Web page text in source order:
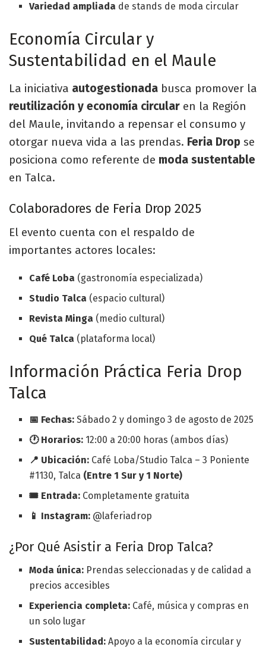
Variedad ampliada de stands de moda circular
Economía Circular y
Sustentabilidad en el Maule
La iniciativa autogestionada busca promover la
reutilización y economía circular en la Región
del Maule, invitando a repensar el consumo y
otorgar nueva vida a las prendas. Feria Drop se
posiciona como referente de moda sustentable
en Talca.
Colaboradores de Feria Drop 2025
El evento cuenta con el respaldo de
importantes actores locales:
Café Loba (gastronomía especializada)
Studio Talca (espacio cultural)
Revista Minga (medio cultural)
Qué Talca (plataforma local)
Información Práctica Feria Drop
Talca
📅 Fechas: Sábado 2 y domingo 3 de agosto de 2025
🕐 Horarios: 12:00 a 20:00 horas (ambos días)
📍 Ubicación: Café Loba/Studio Talca – 3 Poniente
#1130, Talca (Entre 1 Sur y 1 Norte)
🎟️ Entrada: Completamente gratuita
📱 Instagram: @laferiadrop
¿Por Qué Asistir a Feria Drop Talca?
Moda única: Prendas seleccionadas y de calidad a
precios accesibles
Experiencia completa: Café, música y compras en
un solo lugar
Sustentabilidad: Apoyo a la economía circular y